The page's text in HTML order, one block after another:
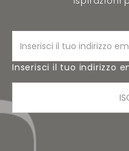
Inserisci il tuo indirizzo